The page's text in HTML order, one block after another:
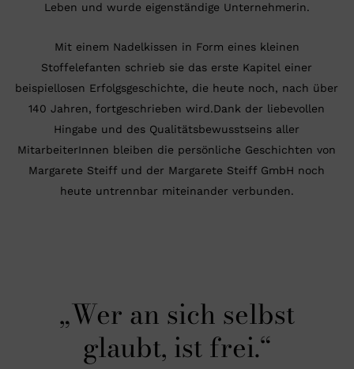
Leben und wurde eigenständige Unternehmerin.
Mit einem Nadelkissen in Form eines kleinen
Stoffelefanten schrieb sie das erste Kapitel einer
beispiellosen Erfolgsgeschichte, die heute noch, nach über
140 Jahren, fortgeschrieben wird.Dank der liebevollen
Hingabe und des Qualitätsbewusstseins aller
MitarbeiterInnen bleiben die persönliche Geschichten von
Margarete Steiff und der Margarete Steiff GmbH noch
heute untrennbar miteinander verbunden.
Wer an sich selbst
glaubt, ist frei.